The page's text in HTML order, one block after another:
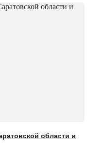
области и